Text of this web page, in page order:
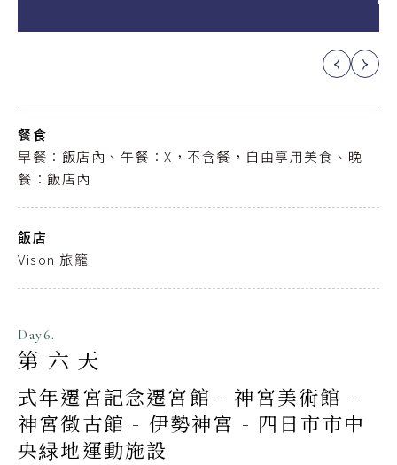
駐，成為疫
餐食
早餐：飯店內、午餐：X，不含餐，自由享用美食、晚
餐：飯店內
飯店
Vison 旅籠
Day6.
第六天
式年遷宮記念遷宮館 - 神宮美術館 -
神宮徵古館 - 伊勢神宮 - 四日市市中
央緑地運動施設